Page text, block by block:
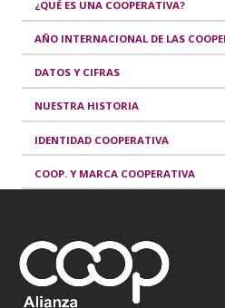
¿QUÉ ES UNA COOPERATIVA?
AÑO INTERNACIONAL DE LAS
DATOS Y CIFRAS
NUESTRA HISTORIA
IDENTIDAD COOPERATIVA
COOP. Y MARCA COOPERATIVA